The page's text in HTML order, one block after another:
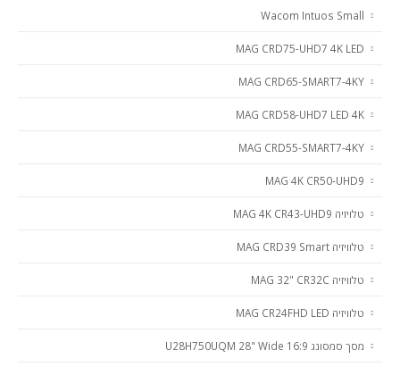
Wacom Intuos Small
MAG CRD75-UHD7 4K LED
MAG CRD65-SMART7-4KY
MAG CRD58-UHD7 LED 4K
MAG CRD55-SMART7-4KY
MAG 4K CR50-UHD9
טלויזיה MAG 4K CR43-UHD9
טלוויזיה MAG CRD39 Smart ‏ ‏
טלוויזיה MAG 32" CR32C
טלוויזיה MAG CR24FHD LED
מסך סמסונג U28H750UQM 28" Wide 16:9